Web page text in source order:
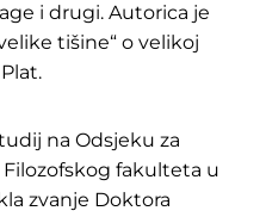
i drugi. Autorica je
tišine“ o velikoj
na Odsjeku za
fakulteta u
zvanje Doktora